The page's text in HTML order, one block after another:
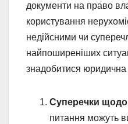
документи на право
користування
недійсними чи
найпоширеніших
знадобитися
Суперечки щодо
питання можуть